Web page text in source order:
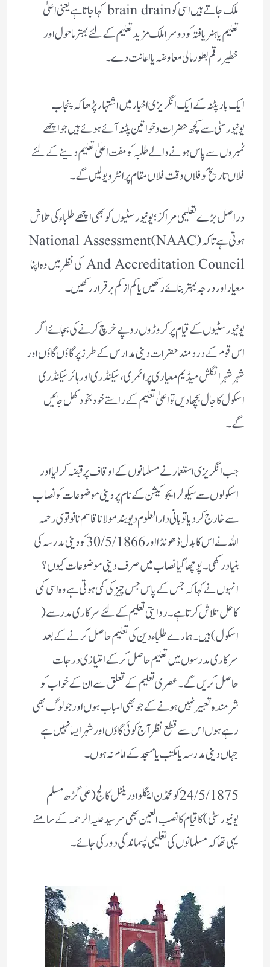
ملک جاتے ہیں اسی کو brain drain کہا جاتا ہے یعنی اعلیٰ
تعلیم یا ہنر یافتہ کو دوسرا ملک مزید تعلیم کے لئے بہتر ماحول اور
خطیر رقم بطور مالی معاوضہ یا اعانت دے۔
ایک بار پٹنہ کے ایک انگریزی اخبار میں اشتہار پڑھا کہ پنجاب
یونیورسٹی سے کچھ حضرات و خواتین پٹنہ آئے ہوئے ہیں جو اچھے
نمبروں سے پاس ہونے والے طلبہ کو مفت اعلیٰ تعلیم دینے کے لئے
فلاں تاریخ کو فلاں وقت فلاں مقام پر انٹرویو لیں گے۔
دراصل بڑے تعلیمی مراکز ؛ یونیورسٹیوں کو بھی اچھے طلباء کی تلاش
ہوتی ہے تاکہ (NAAC) National Assessment
And Accreditation Council کی نظر میں وہ اپنا
معیار اور درجہ بہتر بنائے رکھیں یا کم ازکم برقرار رکھیں۔
یونیورسٹیوں کے قیام پر کروڑوں روپے خرچ کرنے کی بجائے اگر
اس قوم کے دردمند حضرات دینی مدارس کے طرز پر گاؤں گاؤں اور
شہر شہر انگلش میڈیم معیاری پرائمری ، سیکنڈری اور ہائر سیکنڈری
اسکول کا جال بچھا دیں تو اعلیٰ تعلیم کے راستے خود بخود کھل جائیں
گے۔‌
جب انگریزی استعمار نے مسلمانوں کے اوقاف پر قبضہ کر لیا اور
اسکولوں سے سیکولر ایجوکیشن کے نام پر دینی موضوعات کو نصاب
سے خارج کر دیا تو بانی دارالعلوم دیوبند مولانا قاسم نانوتوی رحمہ
اللہ نے اس کا بدل ڈھونڈا اور 30/5/1866 کو دینی مدرسہ کی
بنیاد رکھی ۔ پوچھا گیا نصاب میں صرف دینی موضوعات کیوں ؟
انہوں نے کہا کہ جس کے پاس جس چیز کی کمی ہوتی ہے وہ اسی کمی
کا حل تلاش کرتا ہے ۔ روایتی تعلیم کے لئے سرکاری مدرسے(
اسکول) ہیں۔ ہمارے طلباء دین کی تعلیم حاصل کرنے کے بعد
سرکاری مدرسوں میں تعلیم حاصل کر کے امتیازی درجات
حاصل کریں گے‌ ۔ عصری تعلیم کے تعلق سے ان کے خواب کو
شرمندہ تعبیر نہیں ہونے کے جو بھی اسباب ہوں اور جو لوگ بھی
رہے ہوں اس سے قطع نظر آج کوئی گاؤں اور شہر ایسا نہیں ہے
جہاں دینی مدرسہ یا مکتب یا مسجد کے امام نہ ہوں ۔
24/5/1875 کو محمڈن اینگلو اورینٹل کالج (علی گڑھ مسلم
یونیورسٹی) کا قیام کا نصب العین بھی سرسید علیہ الرحمہ کے سامنے
یہی تھا کہ مسلمانوں کی تعلیمی پسماندگی دور کی جائے۔